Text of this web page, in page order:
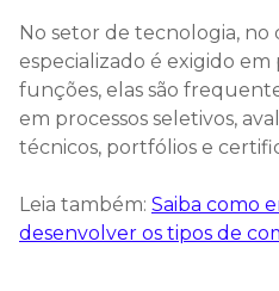
No setor de tecnologia,
especializado é exigido
funções, elas são
em processos seletivos,
técnicos, portfólios e
Leia também: Saiba como
desenvolver os tipos de